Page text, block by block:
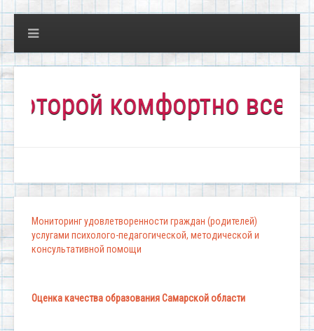
комфортно всем!"
Мониторинг удовлетворенности граждан (родителей)
услугами психолого-педагогической, методической и
консультативной помощи
Оценка качества образования Самарской области